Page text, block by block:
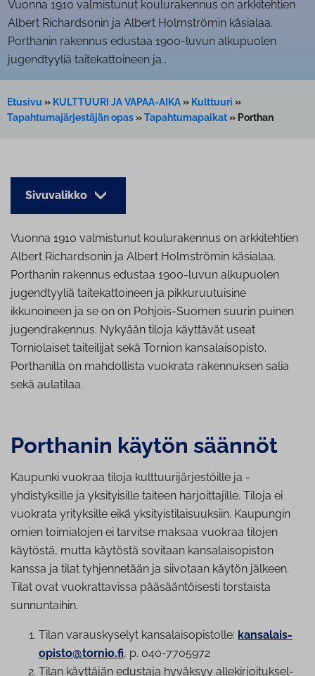
Vuonna 1910 valmistunut koulurakennus on arkkitehtien
Albert Richardsonin ja Albert Holmströmin käsialaa.
Porthanin rakennus edustaa 1900-luvun alkupuolen
jugendtyyliä taitekattoineen ja…
Etusivu » KULTTUURI JA VAPAA-AIKA» Kulttuuri »
Tapahtumajärjestäjän opas»Tapahtumapaikat» Porthan
Sivuvalikko
Vuonna 1910 valmistunut koulurakennus on arkkitehtien
Albert Richardsonin ja Albert Holmströmin käsialaa.
Porthanin rakennus edustaa 1900-luvun alkupuolen
jugendtyyliä taitekattoineen ja pikkuruutuisine
ikkunoineen ja se on on Pohjois-Suomen suurin puinen
jugendrakennus. Nykyään tiloja käyttävät useat
Torniolaiset taiteilijat sekä Tornion kansalaisopisto.
Porthanilla on mahdollista vuokrata rakennuksen salia
sekä aulatilaa.
Porthanin käytön säännöt
Kaupunki vuokraa tiloja kulttuurijärjestöille ja -
yhdistyksille ja yksityisille taiteen harjoittajille. Tiloja ei
vuokrata yrityksille eikä yksityistilaisuuksiin. Kaupungin
omien toimialojen ei tarvitse maksaa vuokraa tilojen
käytöstä, mutta käytöstä sovitaan kansalaisopiston
kanssa ja tilat tyhjennetään ja siivotaan käytön jälkeen.
Tilat ovat vuokrattavissa pääsääntöisesti torstaista
sunnuntaihin.
Tilan va­raus­ky­se­lyt kan­sa­lais­opis­tol­le: kan­sa­lais­
opis­to@tornio.fi, p. 040-7705972
Tilan käyttäjän edustaja hyväksyy al­le­kir­joi­tuk­sel­